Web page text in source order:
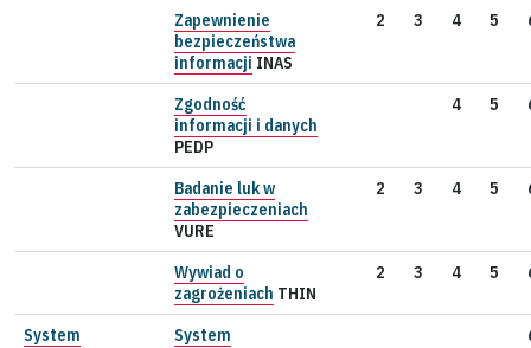
Zapewnienie
bezpieczeństwa
informacji INAS
2 3 4 5
Zgodność
informacji i danych
PEDP
4 5
Badanie luk w
zabezpieczeniach
VURE
2 3 4 5
Wywiad o
zagrożeniach THIN
2 3 4 5
System
System